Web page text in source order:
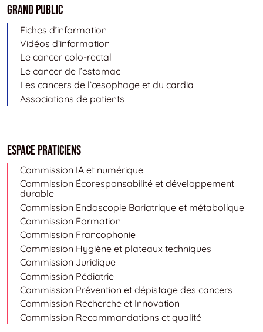
Grand public
Fiches d’information
Vidéos d’information
Le cancer colo-rectal
Le cancer de l’estomac
Les cancers de l’œsophage et du cardia
Associations de patients
Espace Praticiens
Commission IA et numérique
Commission Écoresponsabilité et développement
durable
Commission Endoscopie Bariatrique et métabolique
Commission Formation
Commission Francophonie
Commission Hygiène et plateaux techniques
Commission Juridique
Commission Pédiatrie
Commission Prévention et dépistage des cancers
Commission Recherche et Innovation
Commission Recommandations et qualité